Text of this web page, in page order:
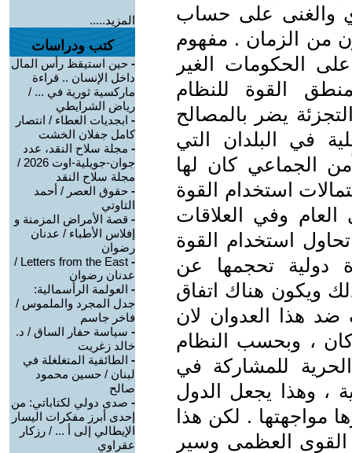
والغنى على حساب
من الزمان . مفهوم
الحكومات الغير
القوة للنظام
يضر بالمصالح
في البلدان التي
الجماعي كان لها
استخدام القوة
وفي العلاقات
استخدام القوة
دولية تحجمها عن
ويكون هناك اتفاق
هذا العدوان لان
، وبحسب النظام
للمشاركة في
، وهذا يجعل الدول
مواجهتها . لكن هذا
العظمى وسير
المزيد.....
كتب ودراسات
- حين استيقظ رأس المال
داخل الإنسان .. قراءة
ماركسية ثورية في ... /
رياض الشرايطي
- ابجديات العطاء / انتصار
كامل جفلان الخشت
- مجلة سلاح النقد، عدد
جوان-جويلية-اوت 2026 /
مجلة سلاح النقد
- حقوق العصر / أحمد
التاوتي
- قصة الأمراض المزمنة و
إفلاس الأطباء / عدنان
رضوان
-
Letters from the East /
عدنان رضوان
- العولمة الرأسمالية:
جدل المجرد والملموس /
فاخر جاسم
- سياسة حفار الساق / د.
خالد زغريت
- الطائفية المتغلغلة في
لبنان / حسين محمود
صالح
- صدى دولي لكتاباتي: من
إحدى أبرز مفكرات اليسار
الإيطالي إلى أ ... / رزكار
عقراوي